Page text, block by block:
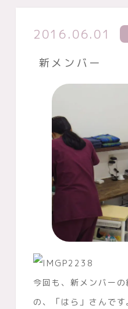
新メンバー
2016.06.01
今回も、新メンバー
の、「はら」さんで